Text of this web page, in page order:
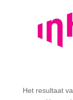
Het resultaat